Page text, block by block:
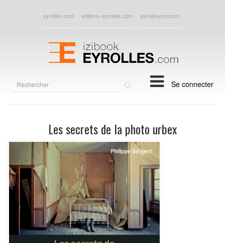
eyrolles.com editions-eyrolles.com eyrollespro.com
Se connecter
Les secrets de la photo urbex